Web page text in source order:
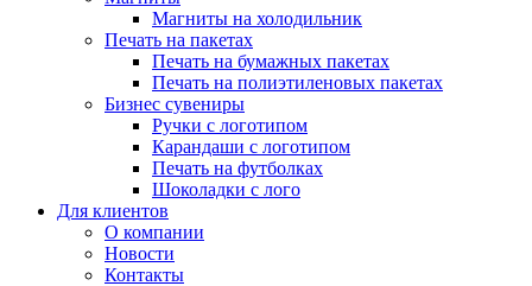
Магниты на холодильник
Печать на пакетах
Печать на бумажных пакетах
Печать на полиэтиленовых пакетах
Бизнес сувениры
Ручки с логотипом
Карандаши с логотипом
Печать на футболках
Шоколадки с лого
Для клиентов
О компании
Новости
Контакты